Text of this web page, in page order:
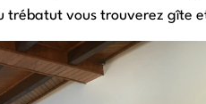
trébatut vous trouverez gîte